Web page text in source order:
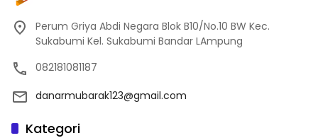
Perum Griya Abdi Negara Blok B10/No.10 BW Kec.
Sukabumi Kel. Sukabumi Bandar LAmpung
082181081187
danarmubarak123@gmail.com
Kategori